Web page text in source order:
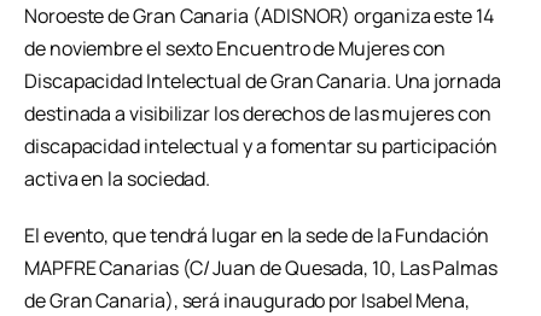
Noroeste de Gran Canaria (ADISNOR) organiza este 14
de noviembre el sexto Encuentro de Mujeres con
Discapacidad Intelectual de Gran Canaria. Una jornada
destinada a visibilizar los derechos de las mujeres con
discapacidad intelectual y a fomentar su participación
activa en la sociedad.
El evento, que tendrá lugar en la sede de la Fundación
MAPFRE Canarias (C/ Juan de Quesada, 10, Las Palmas
de Gran Canaria), será inaugurado por Isabel Mena,